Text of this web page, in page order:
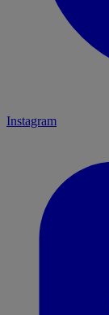
Instagram